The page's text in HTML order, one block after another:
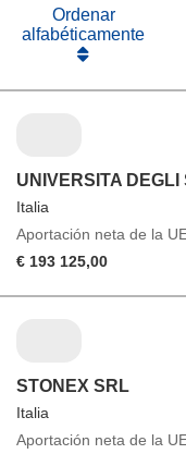
Ordenar
alfabéticamente
UNIVERSITA DEGLI
Italia
Aportación neta de la
€ 193 125,00
STONEX SRL
Italia
Aportación neta de la